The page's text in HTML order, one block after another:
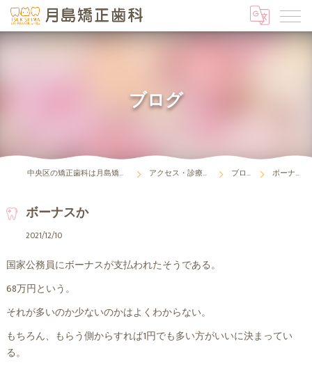
ブログ
中央区の矯正歯科は月島矯正歯科 アクセス・診療時間 ブログ ボーナスか
ボーナスか
2021/12/10
国家公務員にボーナスが支払われたそうである。
68万円という。
それが多いのか少ないのかはよくわからない。
もちろん、もらう側からすれば1円でも多い方がいいに決まってい
る。